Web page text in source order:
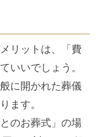
リットは、「費
いいでしょう。
に開かれた葬儀
ます。
のお葬式」の場